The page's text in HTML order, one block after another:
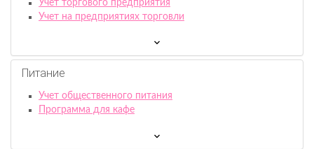
Учет торгового предприятия
Учет на предприятиях торговли
Питание
Учет общественного питания
Программа для кафе